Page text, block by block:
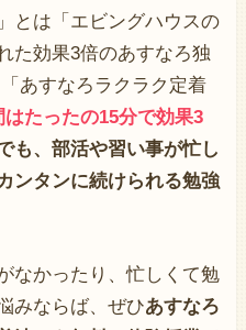
とは「エビングハウスの
た効果3倍のあすなろ独
あすなろラクラク定着
たったの15分で効果3
も、部活や習い事が忙し
ンタンに続けられる勉強
なかったり、忙しくて勉
みならば、ぜひあすなろ